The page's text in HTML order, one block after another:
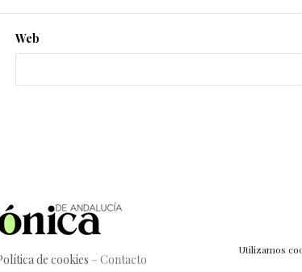
Utilizamos
Web
de cookies – Contacto